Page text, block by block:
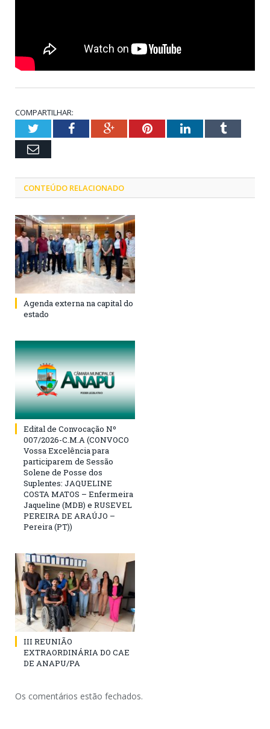
COMPARTILHAR:
TwitterFacebookGoogle+PinterestLinkedInTumblr
Email
CONTEÚDO RELACIONADO
Agenda externa na capital do
estado
Edital de Convocação Nº
007/2026-C.M.A (CONVOCO
Vossa Excelência para
participarem de Sessão
Solene de Posse dos
Suplentes: JAQUELINE
COSTA MATOS – Enfermeira
Jaqueline (MDB) e RUSEVEL
PEREIRA DE ARAÚJO –
Pereira (PT))
III REUNIÃO
EXTRAORDINÁRIA DO CAE
DE ANAPU/PA
Os comentários estão fechados.